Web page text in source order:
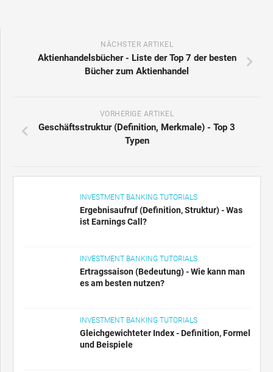
NÄCHSTER ARTIKEL
Aktienhandelsbücher - Liste der Top 7 der besten
Bücher zum Aktienhandel
VORHERIGE ARTIKEL
Geschäftsstruktur (Definition, Merkmale) - Top 3
Typen
INVESTMENT BANKING TUTORIALS
Ergebnisaufruf (Definition, Struktur) - Was
ist Earnings Call?
INVESTMENT BANKING TUTORIALS
Ertragssaison (Bedeutung) - Wie kann man
es am besten nutzen?
INVESTMENT BANKING TUTORIALS
Gleichgewichteter Index - Definition, Formel
und Beispiele